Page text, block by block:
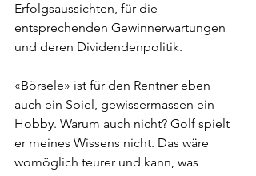
Erfolgsaussichten, für die
entsprechenden Gewinnerwartungen
und deren Dividendenpolitik.
«Börsele» ist für den Rentner eben
auch ein Spiel, gewissermassen ein
Hobby. Warum auch nicht? Golf spielt
er meines Wissens nicht. Das wäre
womöglich teurer und kann, was